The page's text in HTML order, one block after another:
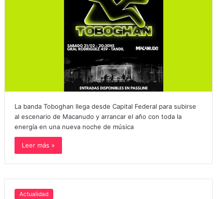
La banda Toboghan llega desde Capital Federal para subirse
al escenario de Macanudo y arrancar el año con toda la
energía en una nueva noche de música
Leer más »
Actualidad